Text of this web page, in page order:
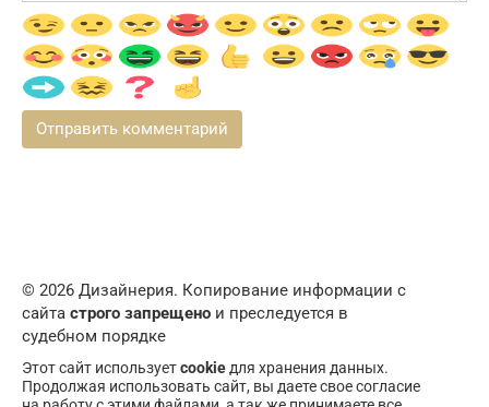
© 2026 Дизайнерия. Копирование информации с
сайта строго запрещено и преследуется в
судебном порядке
Этот сайт используетcookie для хранения данных.
Продолжая использовать сайт, вы даете свое согласие